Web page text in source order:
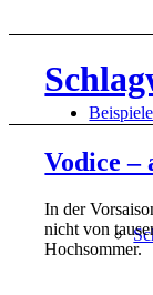
Beispiele
Vodice –
In der
nicht von
Hochsommer.